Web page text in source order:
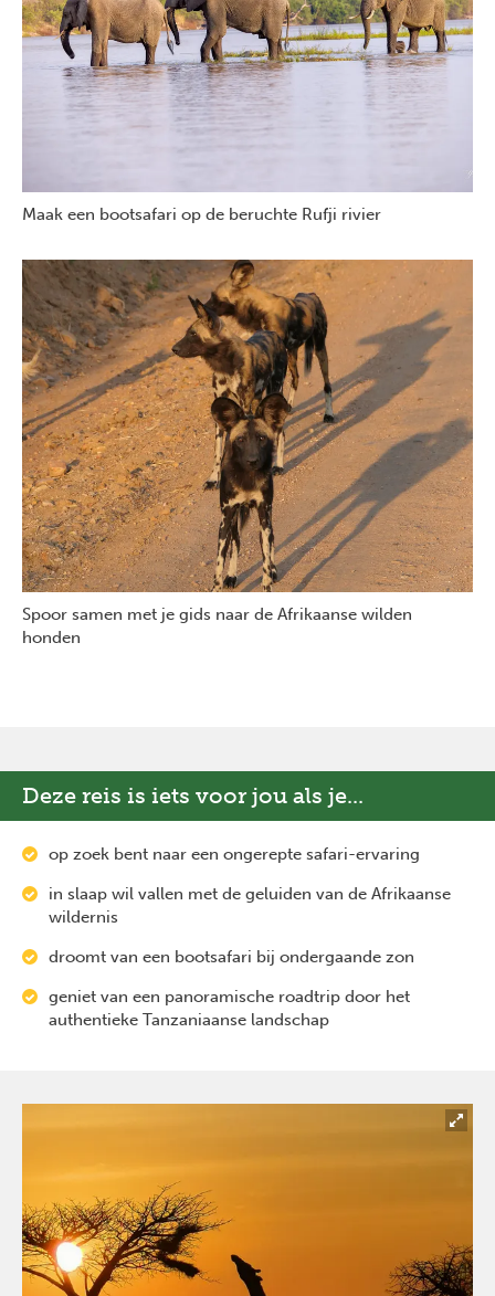
Maak een bootsafari op de beruchte Rufji rivier
Spoor samen met je gids naar de Afrikaanse wilden
honden
Deze reis is iets voor jou als je...
op zoek bent naar een ongerepte safari-ervaring
in slaap wil vallen met de geluiden van de Afrikaanse
wildernis
droomt van een bootsafari bij ondergaande zon
geniet van een panoramische roadtrip door het
authentieke Tanzaniaanse landschap